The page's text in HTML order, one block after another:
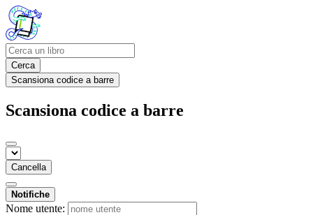
Cerca
Scansiona codice a barre
Scansiona codice a barre
Cancella
Notifiche
Nome utente: